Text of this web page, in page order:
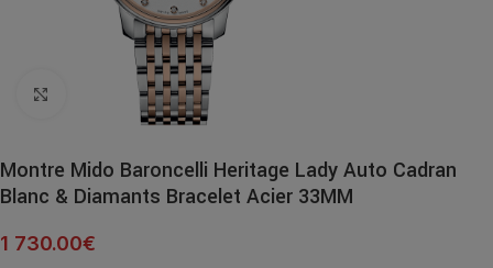
Click to enlarge
Montre Mido Baroncelli Heritage Lady Auto Cadran
Blanc & Diamants Bracelet Acier 33MM
1 730.00€